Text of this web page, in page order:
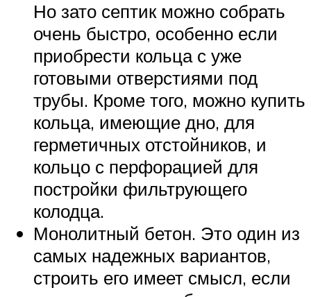
Но зато септик можно собрать
очень быстро, особенно если
приобрести кольца с уже
готовыми отверстиями под
трубы. Кроме того, можно купить
кольца, имеющие дно, для
герметичных отстойников, и
кольцо с перфорацией для
постройки фильтрующего
колодца.
Монолитный бетон. Это один из
самых надежных вариантов,
строить его имеет смысл, если